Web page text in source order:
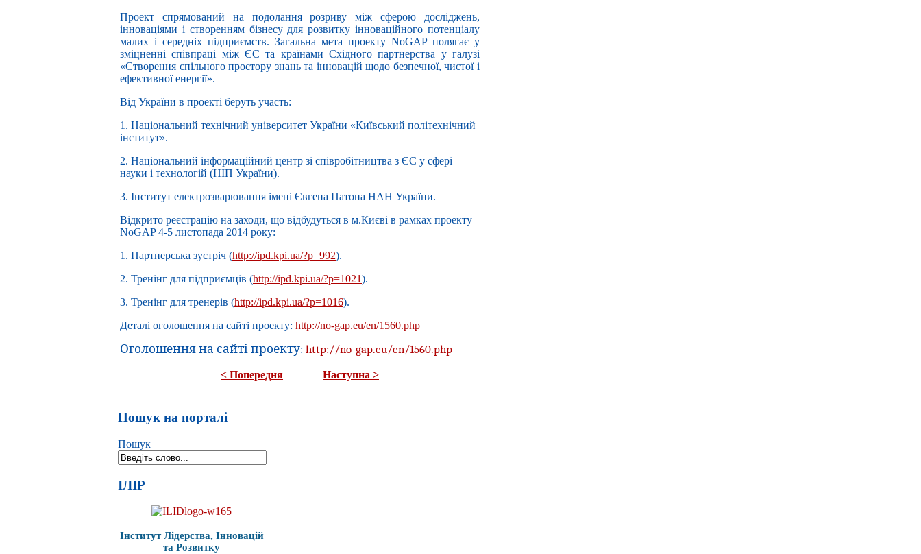
Проект спрямований на подолання розриву між сферою досліджень,
інноваціями і створенням бізнесу для розвитку інноваційного потенціалу
малих і середніх підприємств. Загальна мета проекту NoGAP полягає у
зміцненні співпраці між ЄС та країнами Східного партнерства у галузі
«Створення спільного простору знань та інновацій щодо безпечної, чистої і
ефективної енергії».
Від України в проекті беруть участь:
1. Національний технічний університет України «Київський політехнічний
інститут».
2. Національний інформаційний центр зі співробітництва з ЄС у сфері
науки і технологій (НІП України).
3. Інститут електрозварювання імені Євгена Патона НАН України.
Відкрито реєстрацію на заходи, що відбудуться в м.Києві в рамках проекту
NoGAP 4-5 листопада 2014 року:
1. Партнерська зустріч (http://ipd.kpi.ua/?p=992).
2. Тренінг для підприємців (http://ipd.kpi.ua/?p=1021).
3. Тренінг для тренерів (http://ipd.kpi.ua/?p=1016).
Деталі оголошення на сайті проекту: http://no-gap.eu/en/1560.php
Оголошення на сайті проекту: http://no-gap.eu/en/1560.php
< Попередня Наступна >
Пошук на порталі
Пошук
ІЛІР
Інститут Лідерства, Інновацій
та Розвитку